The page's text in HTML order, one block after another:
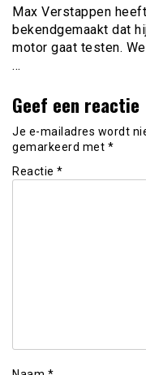
Max Verstappen
bekendgemaakt dat
motor gaat testen.
…
Geef een reactie
Je e-mailadres wordt
gemarkeerd met *
Reactie *